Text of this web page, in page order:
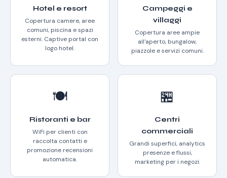
Hotel e resort
Copertura camere, aree
comuni, piscina e spazi
esterni. Captive portal con
logo hotel.
Campeggi e
villaggi
Copertura aree ampie
all'aperto, bungalow,
piazzole e servizi comuni.
🍽️
Ristoranti e bar
WiFi per clienti con
raccolta contatti e
promozione recensioni
automatica.
🏪
Centri
commerciali
Grandi superfici, analytics
presenze e flussi,
marketing per i negozi.